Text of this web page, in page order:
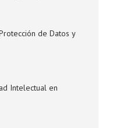
de Datos y
Intelectual en